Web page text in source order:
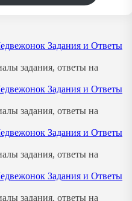
Задания и Ответы
задания, ответы на
Задания и Ответы
задания, ответы на
Задания и Ответы
задания, ответы на
Задания и Ответы
задания, ответы на